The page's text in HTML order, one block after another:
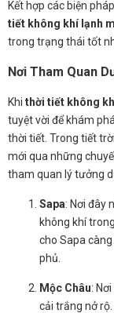
Kết hợp các biện
tiết không khí lạnh
trong trạng thái tốt
Nơi Tham Quan
Khi thời tiết không
tuyệt vời để khám
thời tiết. Trong tiết
mới qua những
tham quan lý tưởng
Sapa: Nơi đây
không khí
cho Sapa
phủ.
Mộc Châu:
cải trắng nở rộ.